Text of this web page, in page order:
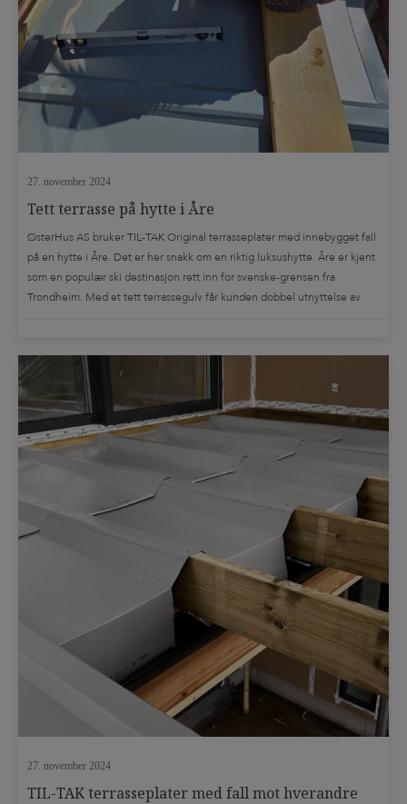
27. november 2024
Tett terrasse på hytte i Åre
ØsterHus AS bruker TIL-TAK Original terrasseplater med innebygget fall
på en hytte i Åre. Det er her snakk om en riktig luksushytte. Åre er kjent
som en populær ski destinasjon rett inn for svenske-grensen fra
Trondheim. Med et tett terrassegulv får kunden dobbel utnyttelse av
27. november 2024
TIL-TAK terrasseplater med fall mot hverandre